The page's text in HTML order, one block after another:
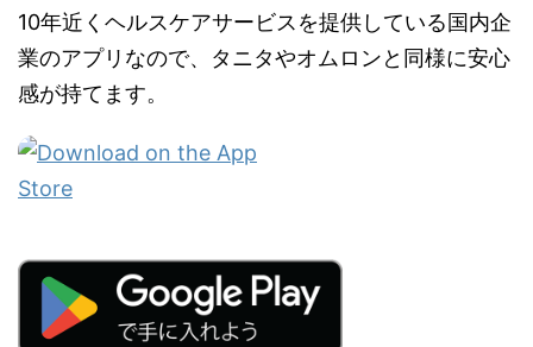
10年近くヘルスケアサービスを提供している国内企
業のアプリなので、タニタやオムロンと同様に安心
感が持てます。